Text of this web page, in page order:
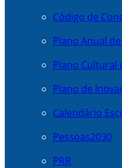
Código de
Plano Anual
Plano Cultural
Plano de
Calendário
Pessoas2030
PRR